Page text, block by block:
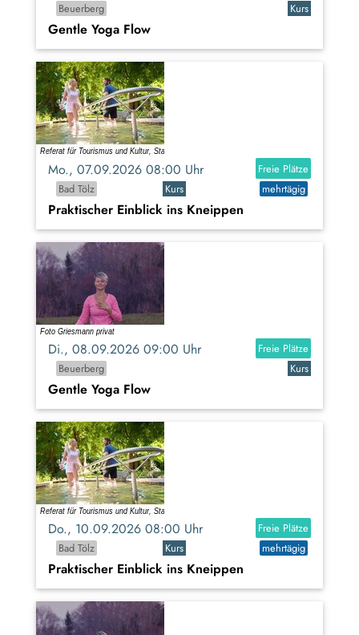
Beuerberg
Kurs
Gentle Yoga Flow
Mo., 07.09.2026 08:00 Uhr
Freie Plätze
Bad Tölz
Kurs mehrtägig
Praktischer Einblick ins Kneippen
Di., 08.09.2026 09:00 Uhr
Freie Plätze
Beuerberg
Kurs
Gentle Yoga Flow
Do., 10.09.2026 08:00 Uhr
Freie Plätze
Bad Tölz
Kurs mehrtägig
Praktischer Einblick ins Kneippen